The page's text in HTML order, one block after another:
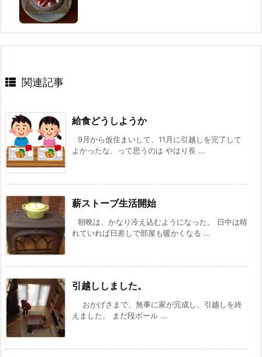
関連記事
給食どうしようか
9月から仮住まいして、11月に引越しを完了して
よかったな、って思うのは やはり長 ...
薪ストーブ生活開始
朝晩は、かなり冷え込むようになった。 日中は晴
れていれば日差しで部屋も暖かくなる ...
引越ししました。
おかげさまで、無事に家が完成し、引越しを終
えました。 まだ段ボール ...